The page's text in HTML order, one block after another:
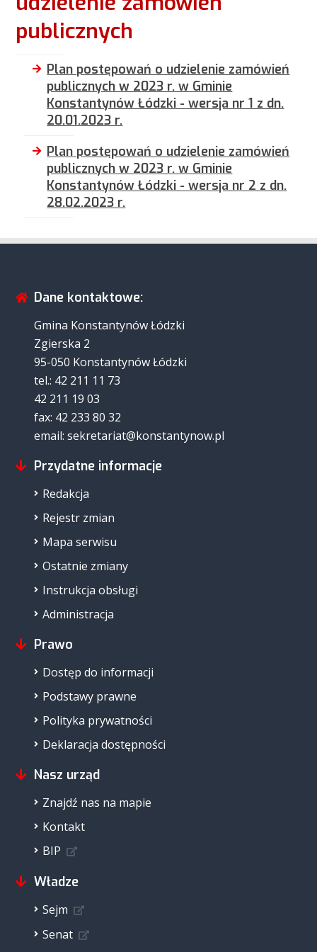
publicznych
Plan postępowań o udzielenie zamówień
publicznych w 2023 r. w Gminie
Konstantynów Łódzki - wersja nr 1 z dn.
20.01.2023 r.
Plan postępowań o udzielenie zamówień
publicznych w 2023 r. w Gminie
Konstantynów Łódzki - wersja nr 2 z dn.
28.02.2023 r.
Dane kontaktowe:
Gmina Konstantynów Łódzki
Zgierska 2
95-050 Konstantynów Łódzki
tel.: 42 211 11 73
42 211 19 03
fax: 42 233 80 32
email: sekretariat@konstantynow.pl
Przydatne informacje
Redakcja
Rejestr zmian
Mapa serwisu
Ostatnie zmiany
Instrukcja obsługi
Administracja
Prawo
Dostęp do informacji
Podstawy prawne
Polityka prywatności
Deklaracja dostępności
Nasz urząd
Znajdź nas na mapie
Kontakt
BIP
Władze
Sejm
Senat